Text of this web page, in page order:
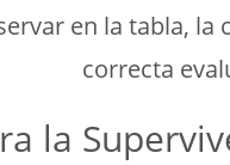
en la tabla,
correcta
la